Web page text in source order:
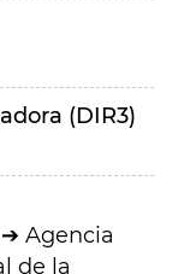
(DIR3)
Agencia
de la